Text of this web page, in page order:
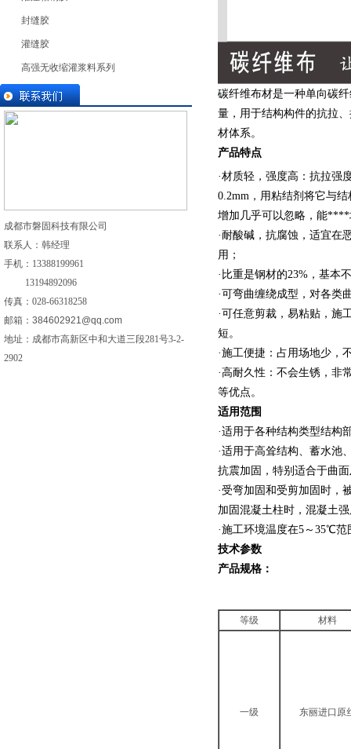
封缝胶
灌缝胶
高强无收缩灌浆料系列
成都市磐固科技有限公司
联系人：韩经理
手机： 13388199961
13194892096
传真：028-66318258
邮箱： 384602921@qq.com
地址：成都市高新区中和大道三段281号3-2-
2902
碳纤维布材是一种单向碳
量，用于结构构件的抗拉
材体系。
产品特点
·材质轻，强度高：抗拉强
0.2mm，用粘结剂将它与
增加几乎可以忽略，能
·耐酸碱，抗腐蚀，适宜在
用；
·比重是钢材的23%，基本
·可弯曲缠绕成型，对各类
·可任意剪裁，易粘贴，施
短。
·施工便捷：占用场地少，
·高耐久性：不会生锈，非
等优点。
适用范围
·适用于各种结构类型结构
·适用于高耸结构、蓄水池
抗震加固，特别适合于曲
·受弯加固和受剪加固时，
加固混凝土柱时，混凝土
·施工环境温度在5～35℃
技术参数
产品规格：
等级 材料
一级 东丽进口原